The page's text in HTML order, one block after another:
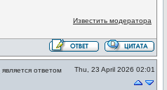
Известить модератора
является ответом
Thu, 23 April 2026 02:01